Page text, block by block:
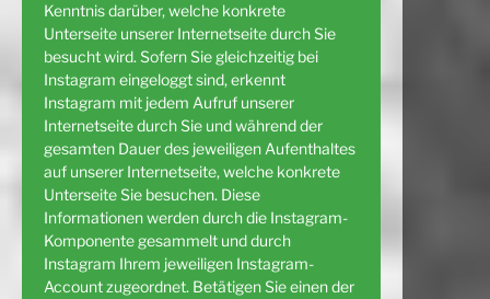
Kenntnis darüber, welche konkrete
Unterseite unserer Internetseite durch Sie
besucht wird. Sofern Sie gleichzeitig bei
Instagram eingeloggt sind, erkennt
Instagram mit jedem Aufruf unserer
Internetseite durch Sie und während der
gesamten Dauer des jeweiligen Aufenthaltes
auf unserer Internetseite, welche konkrete
Unterseite Sie besuchen. Diese
Informationen werden durch die Instagram-
Komponente gesammelt und durch
Instagram Ihrem jeweiligen Instagram-
Account zugeordnet. Betätigen Sie einen der